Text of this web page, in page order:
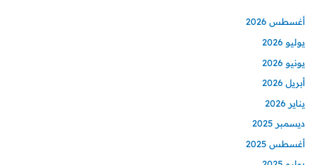
أغسطس 2026
يوليو 2026
يونيو 2026
أبريل 2026
يناير 2026
ديسمبر 2025
أغسطس 2025